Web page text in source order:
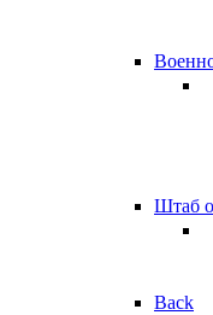
Штаб
Back